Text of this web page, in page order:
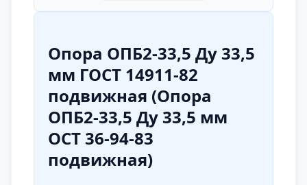
Опора ОПБ2-33,5 Ду 33,5
мм ГОСТ 14911-82
подвижная (Опора
ОПБ2-33,5 Ду 33,5 мм
ОСТ 36-94-83
подвижная)